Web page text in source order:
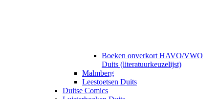
Boeken onverkort HAVO/VWO
Duits (literatuurkeuzelijst)
Malmberg
Leestoetsen Duits
Duitse Comics